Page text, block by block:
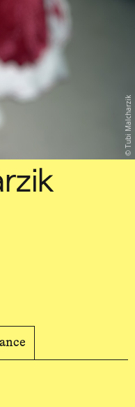
Tubi Malcharzik